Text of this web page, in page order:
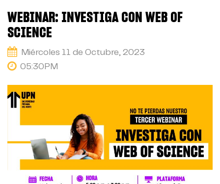
WEBINAR: INVESTIGA CON WEB OF
SCIENCE
Miércoles 11 de Octubre, 2023
05:30PM